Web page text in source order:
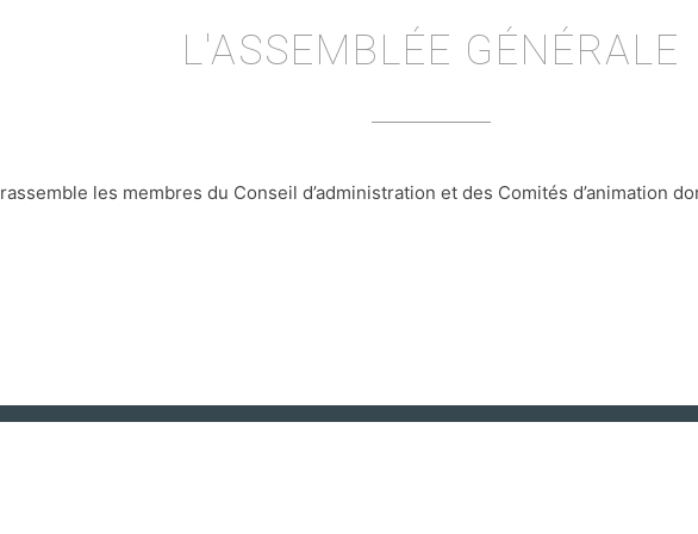
L'ASSEMBLÉE GÉNÉRALE
rassemble les membres du Conseil d’administration et des Comités d’animation